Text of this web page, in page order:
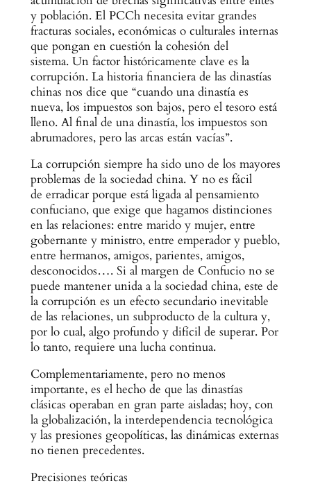
y población. El PCCh necesita evitar grandes
fracturas sociales, económicas o culturales internas
que pongan en cuestión la cohesión del
sistema. Un factor históricamente clave es la
corrupción. La historia financiera de las dinastías
chinas nos dice que “cuando una dinastía es
nueva, los impuestos son bajos, pero el tesoro está
lleno. Al final de una dinastía, los impuestos son
abrumadores, pero las arcas están vacías”.
La corrupción siempre ha sido uno de los mayores
problemas de la sociedad china. Y no es fácil
de erradicar porque está ligada al pensamiento
confuciano, que exige que hagamos distinciones
en las relaciones: entre marido y mujer, entre
gobernante y ministro, entre emperador y pueblo,
entre hermanos, amigos, parientes, amigos,
desconocidos…. Si al margen de Confucio no se
puede mantener unida a la sociedad china, este de
la corrupción es un efecto secundario inevitable
de las relaciones, un subproducto de la cultura y,
por lo cual, algo profundo y difícil de superar. Por
lo tanto, requiere una lucha continua.
Complementariamente, pero no menos
importante, es el hecho de que las dinastías
clásicas operaban en gran parte aisladas; hoy, con
la globalización, la interdependencia tecnológica
y las presiones geopolíticas, las dinámicas externas
no tienen precedentes.
Precisiones teóricas